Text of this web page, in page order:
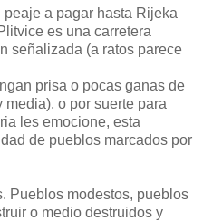
peaje a pagar hasta Rijeka
es una carretera
señalizada (a ratos parece
prisa o pocas ganas de
o por suerte para
les emocione, esta
de pueblos marcados por
Pueblos modestos, pueblos
o medio destruidos y